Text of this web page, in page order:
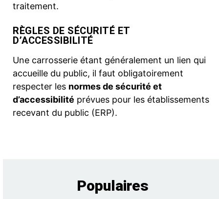
traitement.
RÈGLES DE SÉCURITÉ ET
D’ACCESSIBILITÉ
Une carrosserie étant généralement un lien qui
accueille du public, il faut obligatoirement
respecter les normes de sécurité et
d’accessibilité prévues pour les établissements
recevant du public (ERP).
Populaires